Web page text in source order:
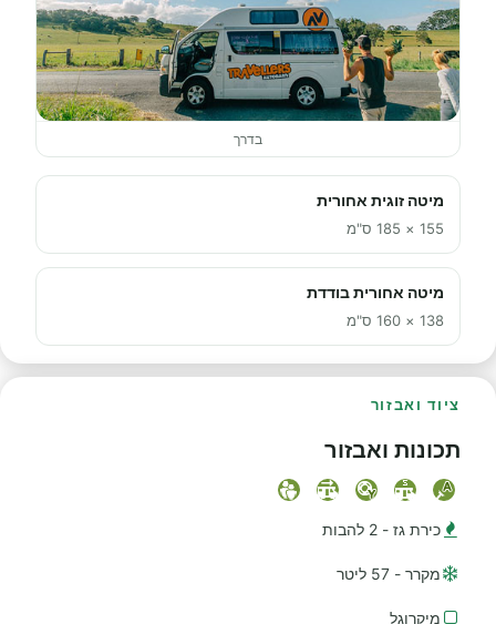
בדרך
מיטה זוגית אחורית
155 × 185 ס"מ
מיטה אחורית בודדת
138 × 160 ס"מ
ציוד ואבזור
תכונות ואבזור
כירת גז - 2 להבות
מקרר - 57 ליטר
מיקרוגל